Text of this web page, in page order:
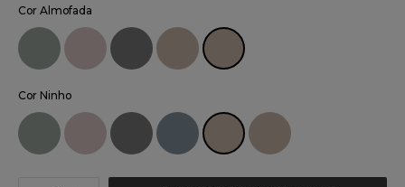
Cor Almofada
Cor Ninho